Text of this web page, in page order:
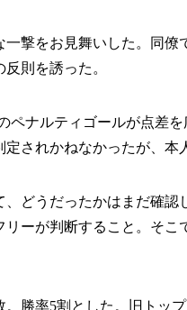
撃をお見舞いした。同僚
則を誘った。
ナルティゴールが点差
されかねなかったが、本
、どうだったかはまだ確
ーが判断すること。そこ
勝率5割とした。旧トッ